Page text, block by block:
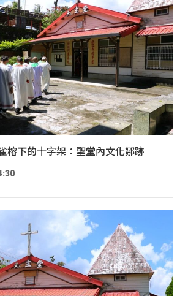
榕下的十字架：聖堂內文化鄒跡